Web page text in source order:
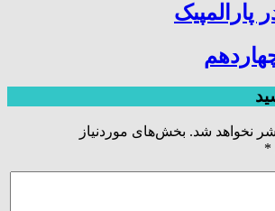
پارالمپیک
نخواهد شد. بخش‌های موردنیاز
*